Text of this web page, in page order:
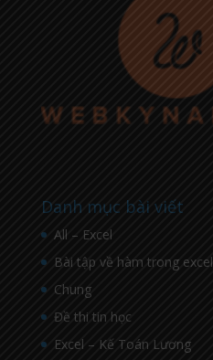
Danh mục bài viết
All – Excel
Bài tập về hàm trong excel
Chung
Đề thi tin học
Excel – Kế Toán Lương